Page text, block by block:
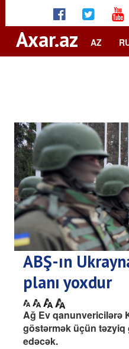
Axar.az AZ
ABŞ-ın
planı yoxdur
Ağ Ev qanunvericilərə
göstərmək üçün təzyiq
edəcək.